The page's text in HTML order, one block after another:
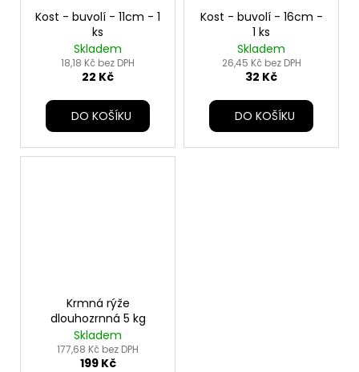
Kost - buvolí - 11cm - 1
ks
Skladem
18,18 Kč bez DPH
22 Kč
DO KOŠÍKU
Kost - buvolí - 16cm -
1 ks
Skladem
26,45 Kč bez DPH
32 Kč
DO KOŠÍKU
Krmná rýže
dlouhozrnná 5 kg
Skladem
177,68 Kč bez DPH
199 Kč